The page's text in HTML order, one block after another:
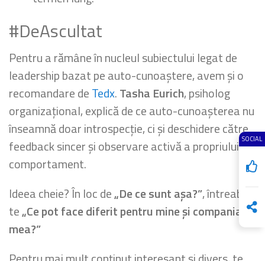
SOCIAL
#DeAscultat
Pentru a rămâne în nucleul subiectului legat de
leadership bazat pe auto-cunoaștere, avem și o
recomandare deTedx.Tasha Eurich, psiholog
organizațional, explică de ce auto-cunoașterea nu
înseamnă doar introspecție, ci și deschidere către
feedback sincer și observare activă a propriului
comportament.
Ideea cheie? În loc de„De ce sunt așa?”, întreabă-
te„Ce pot face diferit pentru mine și compania
mea?”